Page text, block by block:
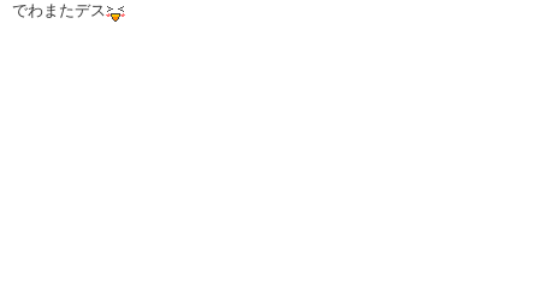
でわまたデス